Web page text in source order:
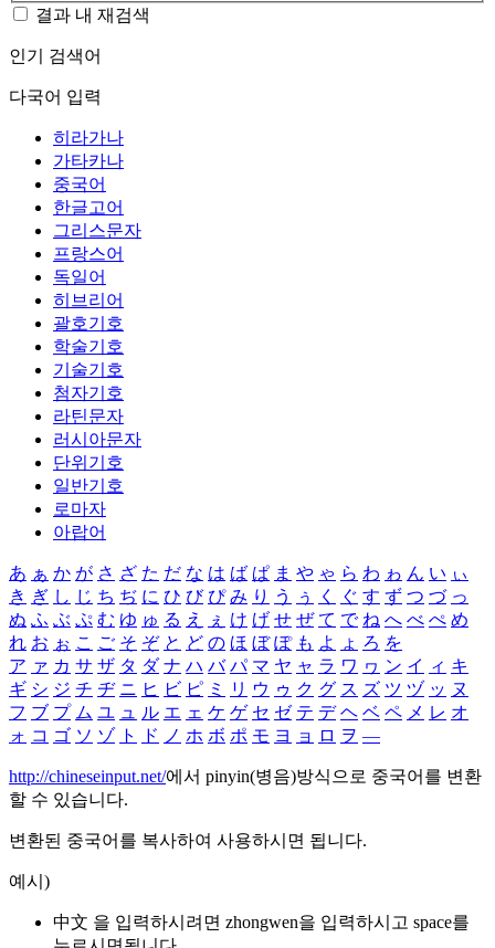
결과 내 재검색
인기 검색어
다국어 입력
히라가나
가타카나
중국어
한글고어
그리스문자
프랑스어
독일어
히브리어
괄호기호
학술기호
기술기호
첨자기호
라틴문자
러시아문자
단위기호
일반기호
로마자
아랍어
あ ぁ か が さ ざ た だ な は ば ぱ ま や ゃ ら わ ゎ ん い ぃ
き ぎ し じ ち ぢ に ひ び ぴ み り う ぅ く ぐ す ず つ づ っ
ぬ ふ ぶ ぷ む ゆ ゅ る え ぇ け げ せ ぜ て で ね へ べ ぺ め
れ お ぉ こ ご そ ぞ と ど の ほ ぼ ぽ も よ ょ ろ を
ア ァ カ サ ザ タ ダ ナ ハ バ パ マ ヤ ャ ラ ワ ヮ ン イ ィ キ
ギ シ ジ チ ヂ ニ ヒ ビ ピ ミ リ ウ ゥ ク グ ス ズ ツ ヅ ッ ヌ
フ ブ プ ム ユ ュ ル エ ェ ケ ゲ セ ゼ テ デ ヘ ベ ペ メ レ オ
ォ コ ゴ ソ ゾ ト ド ノ ホ ボ ポ モ ヨ ョ ロ ヲ ―
http://chineseinput.net/에서 pinyin(병음)방식으로 중국어를 변환
할 수 있습니다.
변환된 중국어를 복사하여 사용하시면 됩니다.
예시)
中文 을 입력하시려면 zhongwen을 입력하시고 space를